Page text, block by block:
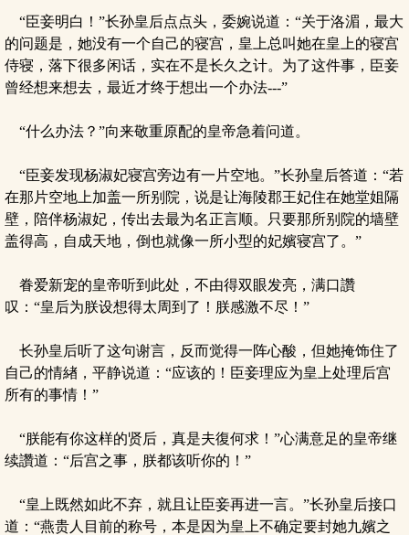
“臣妾明白！”长孙皇后点点头，委婉说道：“关于洛湄，最大
的问题是，她没有一个自己的寝宫，皇上总叫她在皇上的寝宫
侍寝，落下很多闲话，实在不是长久之计。为了这件事，臣妾
曾经想来想去，最近才终于想出一个办法---”
“什么办法？”向来敬重原配的皇帝急着问道。
“臣妾发现杨淑妃寝宫旁边有一片空地。”长孙皇后答道：“若
在那片空地上加盖一所别院，说是让海陵郡王妃住在她堂姐隔
壁，陪伴杨淑妃，传出去最为名正言顺。只要那所别院的墙壁
盖得高，自成天地，倒也就像一所小型的妃嬪寝宫了。”
眷爱新宠的皇帝听到此处，不由得双眼发亮，满口讚
叹：“皇后为朕设想得太周到了！朕感激不尽！”
长孙皇后听了这句谢言，反而觉得一阵心酸，但她掩饰住了
自己的情緖，平静说道：“应该的！臣妾理应为皇上处理后宫
所有的事情！”
“朕能有你这样的贤后，真是夫復何求！”心满意足的皇帝继
续讚道：“后宫之事，朕都该听你的！”
“皇上既然如此不弃，就且让臣妾再进一言。”长孙皇后接口
道：“燕贵人目前的称号，本是因为皇上不确定要封她九嬪之